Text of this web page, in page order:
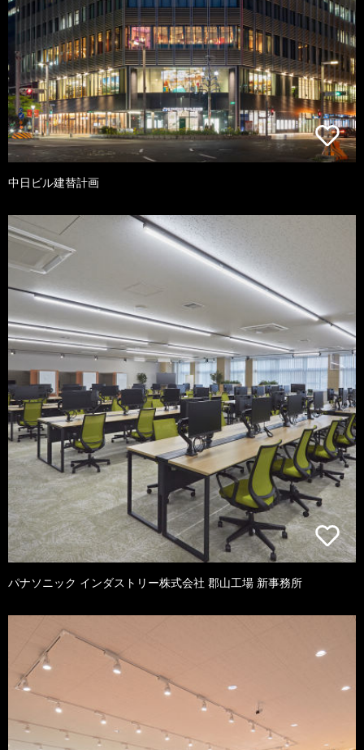
中日ビル建替計画
パナソニック インダストリー株式会社 郡山工場 新事務所